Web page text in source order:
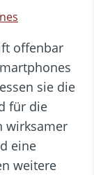
offenbar
sie die
für die
wirksamer
eine
weitere